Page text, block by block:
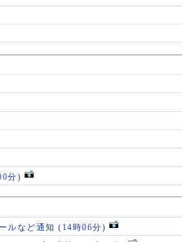
分)
ルなど通知 (14時06分)